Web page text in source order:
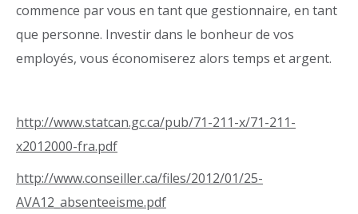
commence par vous en tant que gestionnaire, en tant
que personne. Investir dans le bonheur de vos
employés, vous économiserez alors temps et argent.
http://www.statcan.gc.ca/pub/71-211-x/71-211-
x2012000-fra.pdf
http://www.conseiller.ca/files/2012/01/25-
AVA12_absenteeisme.pdf